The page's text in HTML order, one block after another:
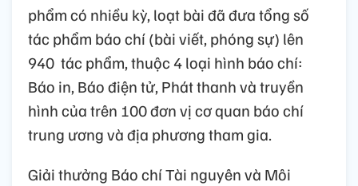
phẩm có nhiều kỳ, loạt bài đã đưa tổng số
tác phẩm báo chí (bài viết, phóng sự) lên
940 tác phẩm, thuộc 4 loại hình báo chí:
Báo in, Báo điện tử, Phát thanh và truyền
hình của trên 100 đơn vị cơ quan báo chí
trung ương và địa phương tham gia.
Giải thưởng Báo chí Tài nguyên và Môi